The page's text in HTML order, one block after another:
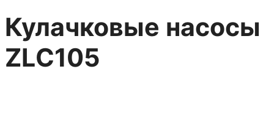
Кулачковые насосы
ZLС105